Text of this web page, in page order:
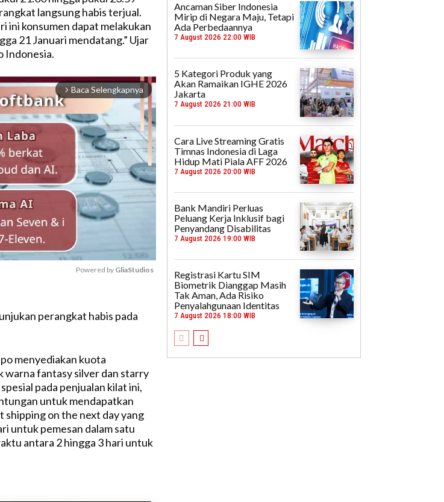
langsung habis terjual.
ini konsumen dapat melakukan
21 Januari mendatang.” Ujar
Indonesia.
arrow_forward_ios Baca Selengkapnya
u
e
Powered by GliaStudios
perangkat habis pada
menyediakan kuota
warna fantasy silver dan starry
pada penjualan kilat ini,
untuk mendapatkan
on the next day yang
untuk pemesan dalam satu
antara 2 hingga 3 hari untuk
Ancaman Siber Indonesia
Mirip di Negara Maju, Tetapi
Ada Perbedaannya
7 August 2026 22:00 WIB
5 Kategori Produk yang
Akan Ramaikan IGHE 2026
Jakarta
7 August 2026 21:00 WIB
Cara Live Streaming Gratis
Timnas Indonesia di Laga
Hidup Mati Piala AFF 2026
7 August 2026 20:00 WIB
Bank Mandiri Perluas
Peluang Kerja Inklusif bagi
Penyandang Disabilitas
7 August 2026 19:00 WIB
Registrasi Kartu SIM
Biometrik Dianggap Masih
Tak Aman, Ada Risiko
Penyalahgunaan Identitas
7 August 2026 18:00 WIB